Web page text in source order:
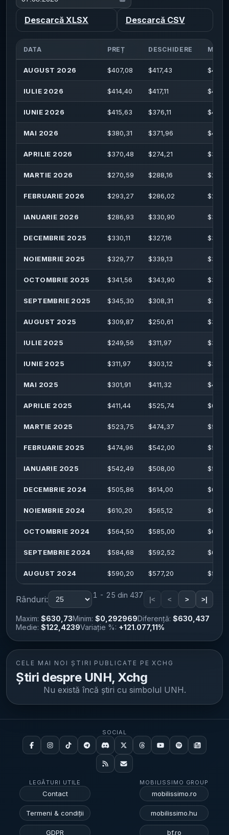
Descarcă XLSX Descarcă CSV
DATA PREȚ DESCHIDERE
AUGUST 2026 $407,08 $417,43 $
IULIE 2026 $414,40 $417,11 $
IUNIE 2026 $415,63 $376,11 $
MAI 2026 $380,31 $371,96 $
APRILIE 2026 $370,48 $274,21 $
MARTIE 2026 $270,59 $288,16 $
FEBRUARIE 2026 $293,27 $286,02 $
IANUARIE 2026 $286,93 $330,90 $
DECEMBRIE 2025 $330,11 $327,16 $
NOIEMBRIE 2025 $329,77 $339,13 $
OCTOMBRIE 2025 $341,56 $343,90 $
SEPTEMBRIE 2025 $345,30 $308,31 $
AUGUST 2025 $309,87 $250,61 $
IULIE 2025 $249,56 $311,97 $
IUNIE 2025 $311,97 $303,12 $
MAI 2025 $301,91 $411,32 $
APRILIE 2025 $411,44 $525,74 $
MARTIE 2025 $523,75 $474,37 $
FEBRUARIE 2025 $474,96 $542,00 $
IANUARIE 2025 $542,49 $508,00 $
DECEMBRIE 2024 $505,86 $614,00 $
NOIEMBRIE 2024 $610,20 $565,12 $
OCTOMBRIE 2024 $564,50 $585,00 $
SEPTEMBRIE 2024 $584,68 $592,52 $
AUGUST 2024 $590,20 $577,20 $
Rânduri: 1 - 25 din 437 |< < > >|
Maxim: $630,73Minim: $0,292969Diferență: $630,437
Medie: $122,4239Variație %: +121.077,11%
CELE MAI NOI ȘTIRI PUBLICATE PE XCHG
Știri despre UNH, Xchg
Nu există încă știri cu simbolul UNH.
LEGĂTURI UTILE
Contact
Termeni & condiții
GDPR
SOCIAL
MOBILISSIMO GROUP
mobilissimo.ro
mobilissimo.hu
bf.ro